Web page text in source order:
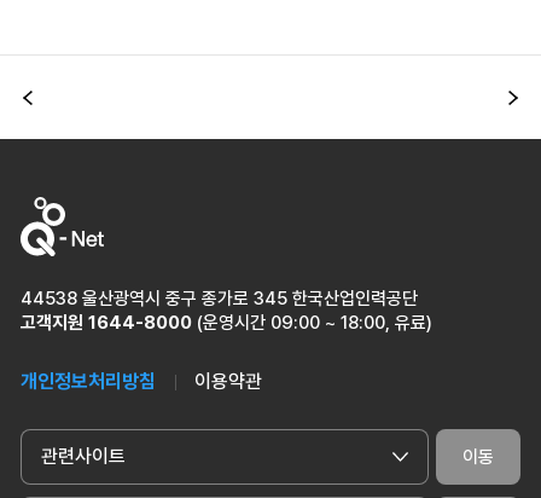
이전
44538 울산광역시 중구 종가로 345 한국산업인력공단
고객지원 1644-8000 (운영시간 09:00 ~ 18:00, 유료)
개인정보처리방침 이용약관
관련사이트 이동